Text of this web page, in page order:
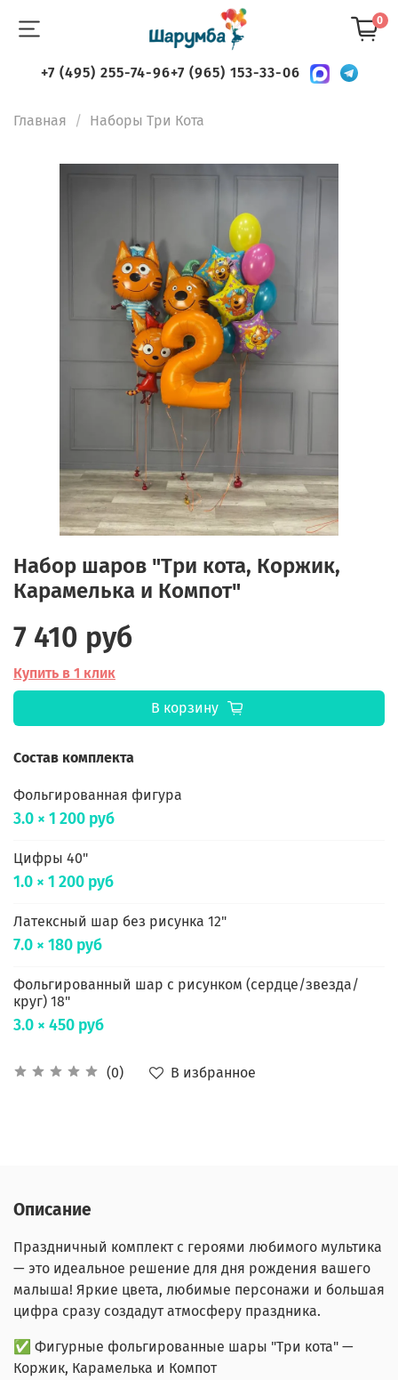
0
+7 (495) 255-74-96+7 (965) 153-33-06
Главная Наборы Три Кота
Набор шаров "Три кота, Коржик,
Карамелька и Компот"
(0) В избранное
7 410 руб
Купить в 1 клик
В корзину
Состав комплекта
Фольгированная фигура
3.0 × 1 200 руб
Цифры 40"
1.0 × 1 200 руб
Латексный шар без рисунка 12"
7.0 × 180 руб
Фольгированный шар с рисунком (сердце/звезда/
круг) 18"
3.0 × 450 руб
Описание
Праздничный комплект с героями любимого мультика
— это идеальное решение для дня рождения вашего
малыша! Яркие цвета, любимые персонажи и большая
цифра сразу создадут атмосферу праздника.
✅ Фигурные фольгированные шары "Три кота" —
Коржик, Карамелька и Компот